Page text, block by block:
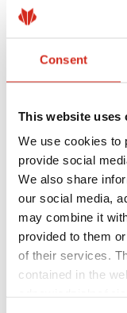
Consent
This website uses
We use cookies to
provide social
We also share
our social media,
may combine it
provided to them
of their services.
contained in the
Pomocne